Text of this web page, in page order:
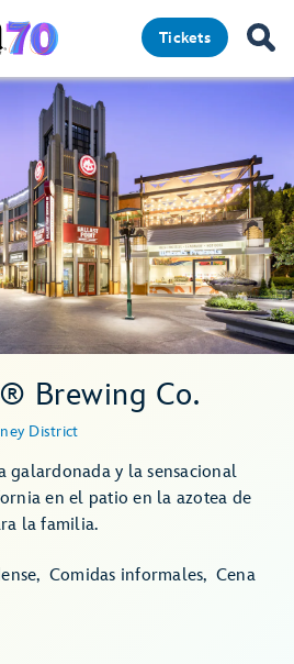
Tickets
Brewing Co.
District
galardonada y la sensacional
en el patio en la azotea de
la familia.
Comidas informales Cena